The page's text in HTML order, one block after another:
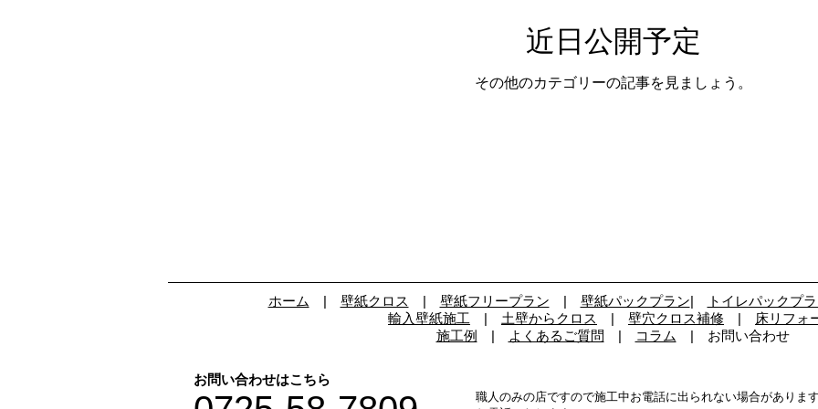
近日公開予定
その他のカテゴリーの記事を見ましょう。
ホーム | 壁紙クロス | 壁紙フリープラン | 壁紙パックプラン|
トイレパックプ
輸入壁紙施工 | 土壁からクロス | 壁穴クロス補修 |
床リフォ
施工例 | よくあるご質問 | コラム | お問い合わせ
お問い合わせはこちら
職人のみの店ですので施工中お電話に出られない場合がありま